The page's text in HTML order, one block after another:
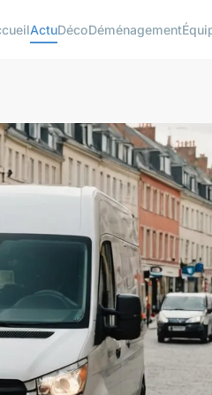
ActuDécoDéménagement